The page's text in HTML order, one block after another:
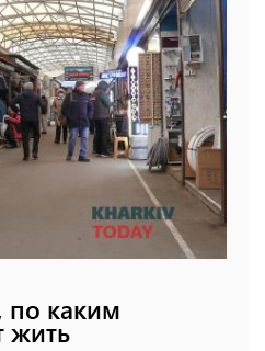
по каким
жить